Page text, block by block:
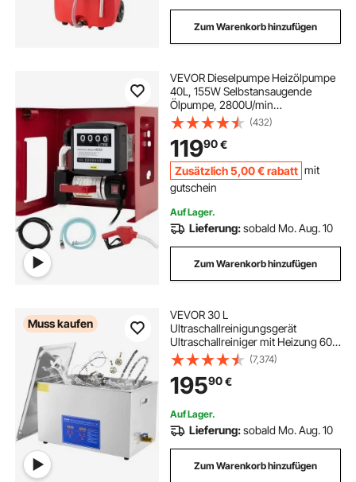
Zum Warenkorb hinzufügen
VEVOR Dieselpumpe Heizölpumpe
40L, 155W Selbstansaugende
Ölpumpe, 2800U/min
Motordrehzahl Ölabsaugpumpe
Selbstansaugend, 20 kg Diesel
Kraftstoff-Umfüllpumpe, Zählwerk
Automatik Pumpe für Biokraftstoff
(432)
11990€
Zusätzlich5,00 €rabatt mit
gutschein
Auf Lager.
Lieferung:sobald Mo. Aug. 10
Zum Warenkorb hinzufügen
Muss kaufen
VEVOR 30 L
Ultraschallreinigungsgerät
Ultraschallreiniger mit Heizung 600
W Ultraschallreiniger aus Edelstahl
Ultraschall Reinigungsgerät für
Brillen Schmuck Zahnprothesen
Münzen usw.
(7,374)
19590€
Auf Lager.
Lieferung:sobald Mo. Aug. 10
Zum Warenkorb hinzufügen